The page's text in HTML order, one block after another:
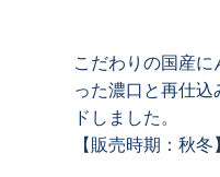
こだわりの国産
った濃口と再仕
ドしました。
【販売時期：秋冬